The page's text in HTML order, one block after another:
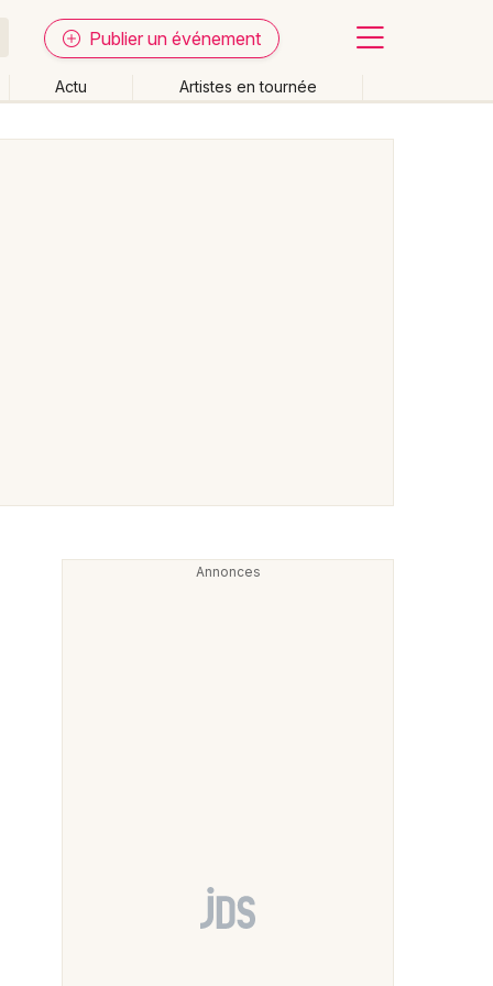
Publier un événement
Actu Artistes en tournée